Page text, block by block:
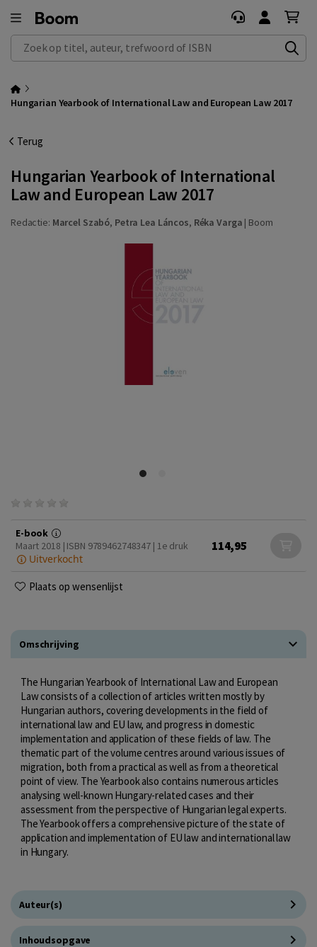
Zoek op titel, auteur, trefwoord of ISBN
Hungarian Yearbook of International Law and European Law 2017
Terug
Hungarian Yearbook of International
Law and European Law 2017
Redactie: Marcel Szabó, Petra Lea Láncos, Réka Varga | Boom
E-book
Maart 2018 | ISBN 9789462748347 | 1e druk
Uitverkocht
114,95
Plaats op wensenlijst
Omschrijving
The Hungarian Yearbook of International Law and European
Law consists of a collection of articles written mostly by
Hungarian authors, covering developments in the field of
international law and EU law, and progress in domestic
implementation and application of these fields of law. The
thematic part of the volume centres around various issues of
migration, both from a practical as well as from a theoretical
point of view. The Yearbook also contains numerous articles
analysing well-known Hungary-related cases and their
assessment from the perspective of Hungarian legal experts.
The Yearbook offers a comprehensive picture of the state of
application and implementation of EU law and international law
in Hungary.
Auteur(s)
Inhoudsopgave